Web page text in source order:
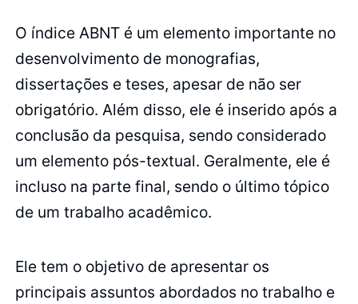
O índice ABNT é um elemento importante no
desenvolvimento de monografias,
dissertações e teses, apesar de não ser
obrigatório. Além disso, ele é inserido após a
conclusão da pesquisa, sendo considerado
um elemento pós-textual. Geralmente, ele é
incluso na parte final, sendo o último tópico
de um trabalho acadêmico.
Ele tem o objetivo de apresentar os
principais assuntos abordados no trabalho e